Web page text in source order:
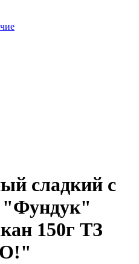
сладкий с
"Фундук"
150г ТЗ